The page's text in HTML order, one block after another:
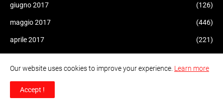
giugno 2017 (126)
maggio 2017 (446)
aprile 2017 (221)
(175)
gennaio 2017
Our website uses cookies to improve your experience. Learn more
Accept !